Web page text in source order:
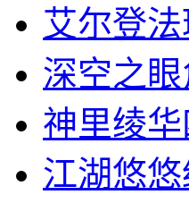
艾尔登
深空之
神里绫
江湖悠